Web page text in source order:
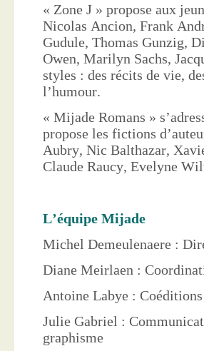
« Zone J » propose aux
Nicolas Ancion, Frank
Gudule, Thomas Gunzig,
Owen, Marilyn Sachs,
styles : des récits de vie,
l’humour.
« Mijade Romans »
propose les fictions
Aubry, Nic Balthazar,
Claude Raucy, Evelyne
L’équipe Mijade
Michel Demeulenaere :
Diane Meirlaen :
Antoine Labye :
Julie Gabriel :
graphisme